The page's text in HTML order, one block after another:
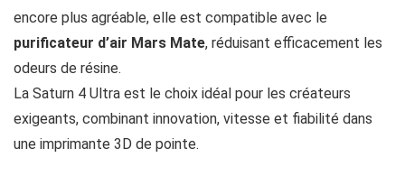
encore plus agréable, elle est compatible avec le
purificateur d’air Mars Mate, réduisant efficacement les
odeurs de résine.
La Saturn 4 Ultra est le choix idéal pour les créateurs
exigeants, combinant innovation, vitesse et fiabilité dans
une imprimante 3D de pointe.